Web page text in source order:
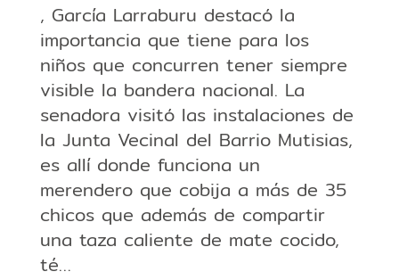
, García Larraburu destacó la
importancia que tiene para los
niños que concurren tener siempre
visible la bandera nacional. La
senadora visitó las instalaciones de
la Junta Vecinal del Barrio Mutisias,
es allí donde funciona un
merendero que cobija a más de 35
chicos que además de compartir
una taza caliente de mate cocido,
té…